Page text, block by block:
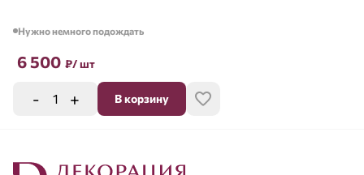
Нужно немного подождать
6 500 ₽/ шт
- + В корзину